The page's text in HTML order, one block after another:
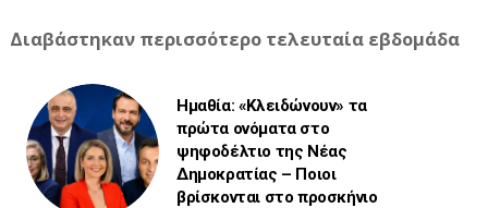
Διαβάστηκαν περισσότερο τελευταία εβδομάδα
Ημαθία: «Κλειδώνουν» τα
πρώτα ονόματα στο
ψηφοδέλτιο της Νέας
Δημοκρατίας – Ποιοι
βρίσκονται στο προσκήνιο